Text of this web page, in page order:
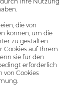
die von
können, um die
zu gestalten.
Cookies auf Ihrem
sie für den
erforderlich
von Cookies